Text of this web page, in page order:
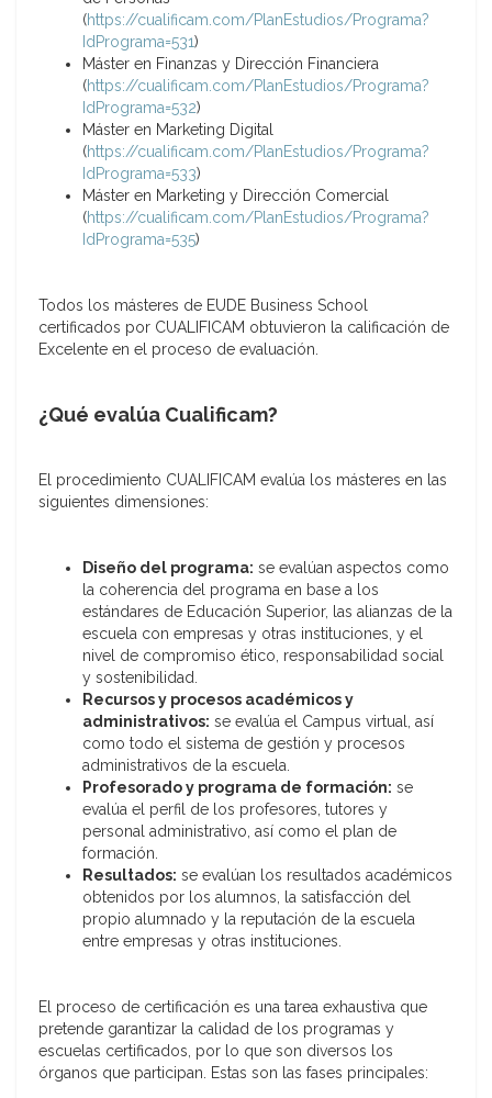
(https://cualificam.com/PlanEstudios/Programa?
IdPrograma=531)
Máster en Finanzas y Dirección Financiera
(https://cualificam.com/PlanEstudios/Programa?
IdPrograma=532)
Máster en Marketing Digital
(https://cualificam.com/PlanEstudios/Programa?
IdPrograma=533)
Máster en Marketing y Dirección Comercial
(https://cualificam.com/PlanEstudios/Programa?
IdPrograma=535)
Todos los másteres de EUDE Business School
certificados por CUALIFICAM obtuvieron la calificación de
Excelente en el proceso de evaluación.
¿Qué evalúa Cualificam?
El procedimiento CUALIFICAM evalúa los másteres en las
siguientes dimensiones:
Diseño del programa: se evalúan aspectos como
la coherencia del programa en base a los
estándares de Educación Superior, las alianzas de la
escuela con empresas y otras instituciones, y el
nivel de compromiso ético, responsabilidad social
y sostenibilidad.
Recursos y procesos académicos y
administrativos: se evalúa el Campus virtual, así
como todo el sistema de gestión y procesos
administrativos de la escuela.
Profesorado y programa de formación: se
evalúa el perfil de los profesores, tutores y
personal administrativo, así como el plan de
formación.
Resultados: se evalúan los resultados académicos
obtenidos por los alumnos, la satisfacción del
propio alumnado y la reputación de la escuela
entre empresas y otras instituciones.
El proceso de certificación es una tarea exhaustiva que
pretende garantizar la calidad de los programas y
escuelas certificados, por lo que son diversos los
órganos que participan. Estas son las fases principales: